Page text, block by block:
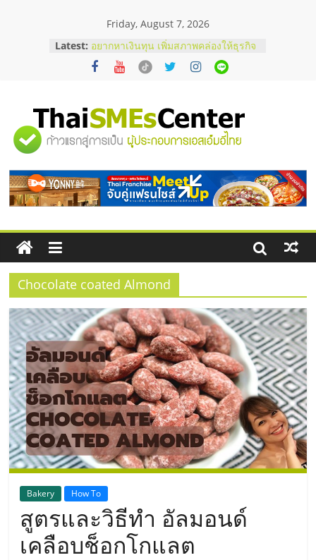
Friday, August 7, 2026
Latest: อยากหาเงินทุน เพิ่มสภาพคล่องให้ธุรกิจ
เริ่มยังไงให้ผ่านฉลุย
สัมมนาออนไลน์ โอกาสบริหารสถานี
ThaiFranchise Meet Up จับคู่แฟรน
ไชส์ ครั้งที่ 8
ร้านเครื่องเสียงคุณภาพสูง พร้อม
บริษัท Cybersecurity ในไทยที่ไหนดี?
วิธีเลือกผู้ให้บริการให้คุ้มค่าและตอบ
โจทย์ธุรกิจ
"ศูนย์
รวม
ข้อมูล
ธุรกิจ
SME
แห่ง
ประเทศไทย,
ThaiSMEsCenter,
รวม
ธุรกิจ
เอ
Chocolate coated Almond
Bakery How To
สูตรและวิธีทำ อัลมอนด์
เคลือบช็อกโกแลต